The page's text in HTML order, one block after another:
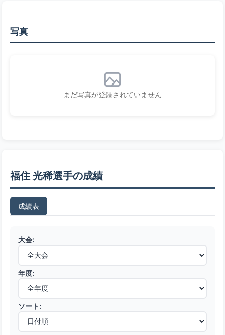
写真
まだ写真が登録されていません
福住 光稀選手の成績
成績表
大会:
年度:
ソート: